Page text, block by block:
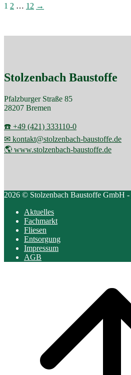
Seitennummerierung
Beiträge
1 2 … 12 →
Stolzenbach Baustoffe
Pfalzburger Straße 85
28207 Bremen
☎️ +49 (421) 333110-0
✉ kontakt@stolzenbach-baustoffe.de
🌎 www.stolzenbach-baustoffe.de
2026 © Stolzenbach Baustoffe GmbH -
Aktuelles
Fachmarkt
Fliesen
Entsorgung
Impressum
AGB